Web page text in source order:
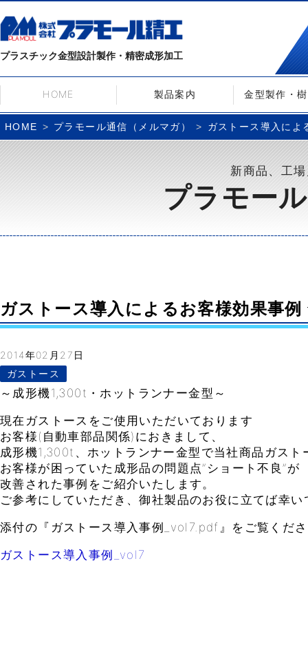
プラスチック金型設計製作・精密成形加工
HOME 製品案内 金型製作・
HOME プラモール通信（メルマガ） ガストース導入に
新商品、工
プラモー
ガストース導入によるお客様効果事
2014年02月27日
ガストース
～成形機1,300t・ホットランナー金型～
現在ガストースをご使用いただいております
お客様(自動車部品関係)におきまして、
成形機1,300t、ホットランナー金型で当社商品ガスト
お客様が困っていた成形品の問題点”ショート不良”が
改善された事例をご紹介いたします。
ご参考にしていただき、御社製品のお役に立てば幸い
添付の『ガストース導入事例_vol7.pdf』をご覧くだ
ガストース導入事例_vol7